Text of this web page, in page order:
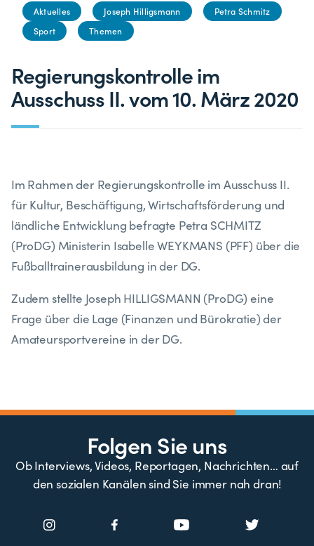
Aktuelles Joseph Hilligsmann
Petra Schmitz
Sport
Themen
Regierungskontrolle im
Ausschuss II. vom 10. März 2020
Im Rahmen der Regierungskontrolle im Ausschuss II.
für Kultur, Beschäftigung, Wirtschaftsförderung und
ländliche Entwicklung befragte Petra SCHMITZ
(ProDG) Ministerin Isabelle WEYKMANS (PFF) über die
Fußballtrainerausbildung in der DG.
Zudem stellte Joseph HILLIGSMANN (ProDG) eine
Frage über die Lage (Finanzen und Bürokratie) der
Amateursportvereine in der DG.
Folgen Sie uns
Ob Interviews, Videos, Reportagen, Nachrichten… auf
den sozialen Kanälen sind Sie immer nah dran!